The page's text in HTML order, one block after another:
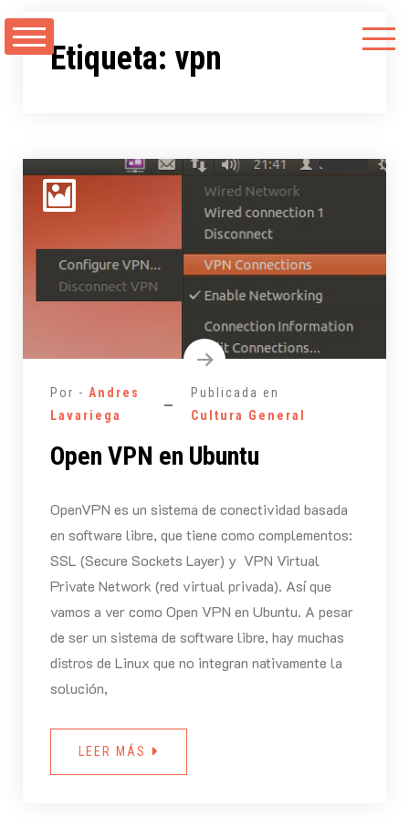
contenidoEtiqueta: vpn
Por - Andres
Lavariega
Publicada en
Cultura General
Open VPN en Ubuntu
OpenVPN es un sistema de conectividad basada
en software libre, que tiene como complementos:
SSL (Secure Sockets Layer) y VPN Virtual
Private Network (red virtual privada). Así que
vamos a ver como Open VPN en Ubuntu. A pesar
de ser un sistema de software libre, hay muchas
distros de Linux que no integran nativamente la
solución,
LEER MÁS